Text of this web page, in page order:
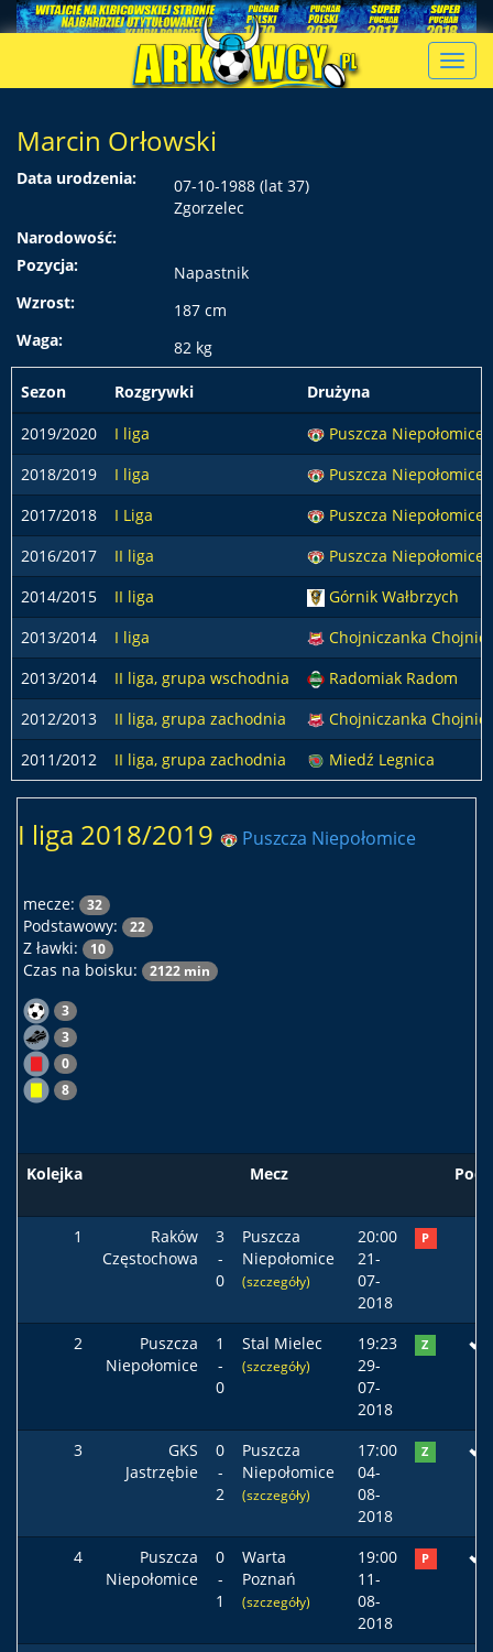
Marcin Orłowski
Data urodzenia:
07-10-1988 (lat 37)
Zgorzelec
Narodowość:
Pozycja:
Napastnik
Wzrost:
187 cm
Waga:
82 kg
Sezon Rozgrywki
Drużyna
2019/2020
I liga
Puszcza Niepołomice
2018/2019
I liga
Puszcza Niepołomice
2017/2018
I Liga
Puszcza Niepołomice
2016/2017
II liga
Puszcza Niepołomice
2014/2015
II liga
Górnik Wałbrzych
2013/2014
I liga
Chojniczanka
2013/2014
II liga, grupa wschodnia
Radomiak Radom
2012/2013
II liga, grupa zachodnia
Chojniczanka
2011/2012
II liga, grupa zachodnia Miedź Legnica
I liga 2018/2019 Puszcza Niepołomice
mecze: 32
Podstawowy: 22
Z ławki: 10
Czas na boisku: 2122 min
3
3
0
8
Kolejka Mecz
1
Raków
Częstochowa
3
-
0
Puszcza
Niepołomice
(szczegóły)
20:00
21-
07-
2018
P
2
Puszcza
Niepołomice
1
-
0
Stal Mielec
(szczegóły)
19:23
29-
07-
2018
Z
3
GKS
Jastrzębie
0
-
2
Puszcza
Niepołomice
(szczegóły)
17:00
04-
08-
2018
Z
4
Puszcza
Niepołomice
0
-
1
Warta
Poznań
(szczegóły)
19:00
11-
08-
2018
P